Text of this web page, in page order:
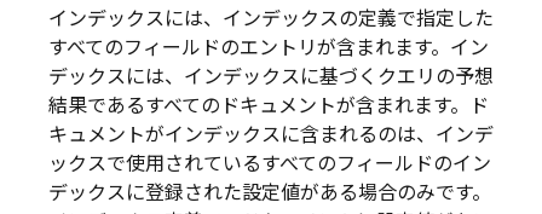
インデックスには、インデックスの定義で指定した
すべてのフィールドのエントリが含まれます。イン
デックスには、インデックスに基づくクエリの予想
結果であるすべてのドキュメントが含まれます。ド
キュメントがインデックスに含まれるのは、インデ
ックスで使用されているすべてのフィールドのイン
デックスに登録された設定値がある場合のみです。